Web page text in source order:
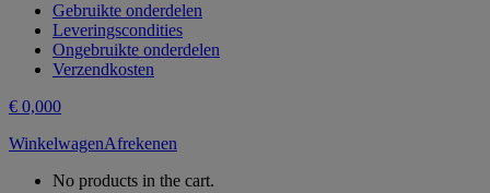
Gebruikte onderdelen
Leveringscondities
Ongebruikte onderdelen
Verzendkosten
€ 0,000
WinkelwagenAfrekenen
No products in the cart.